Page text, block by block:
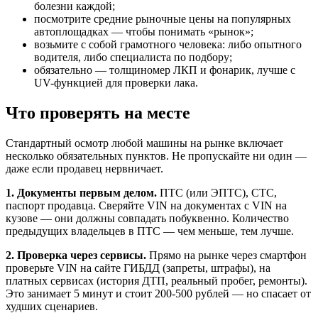
болезни каждой;
посмотрите средние рыночные цены на популярных
автоплощадках — чтобы понимать «рынок»;
возьмите с собой грамотного человека: либо опытного
водителя, либо специалиста по подбору;
обязательно — толщиномер ЛКП и фонарик, лучше с
UV-функцией для проверки лака.
Что проверять на месте
Стандартный осмотр любой машины на рынке включает
несколько обязательных пунктов. Не пропускайте ни один —
даже если продавец нервничает.
1. Документы первым делом. ПТС (или ЭПТС), СТС,
паспорт продавца. Сверяйте VIN на документах с VIN на
кузове — они должны совпадать побуквенно. Количество
предыдущих владельцев в ПТС — чем меньше, тем лучше.
2. Проверка через сервисы. Прямо на рынке через смартфон
проверьте VIN на сайте ГИБДД (запреты, штрафы), на
платных сервисах (история ДТП, реальный пробег, ремонты).
Это занимает 5 минут и стоит 200-500 рублей — но спасает от
худших сценариев.